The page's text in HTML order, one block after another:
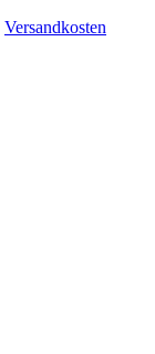
Versandkosten